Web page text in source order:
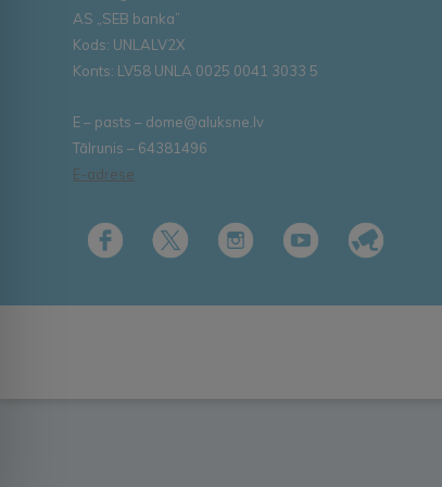
AS „SEB banka”
Kods: UNLALV2X
Konts: LV58 UNLA 0025 0041 3033 5
E – pasts – dome@aluksne.lv
Tālrunis – 64381496
E-adrese